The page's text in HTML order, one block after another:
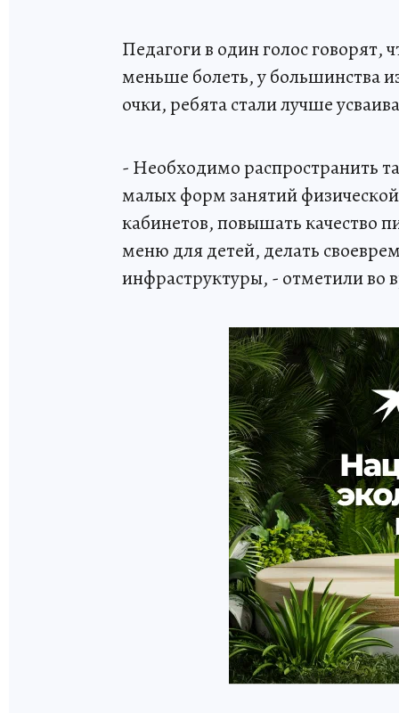
Педагоги в один голос говорят,
меньше болеть, у большинства
очки, ребята стали лучше
- Необходимо распространить
малых форм занятий
кабинетов, повышать качество
меню для детей, делать
инфраструктуры, - отметили во